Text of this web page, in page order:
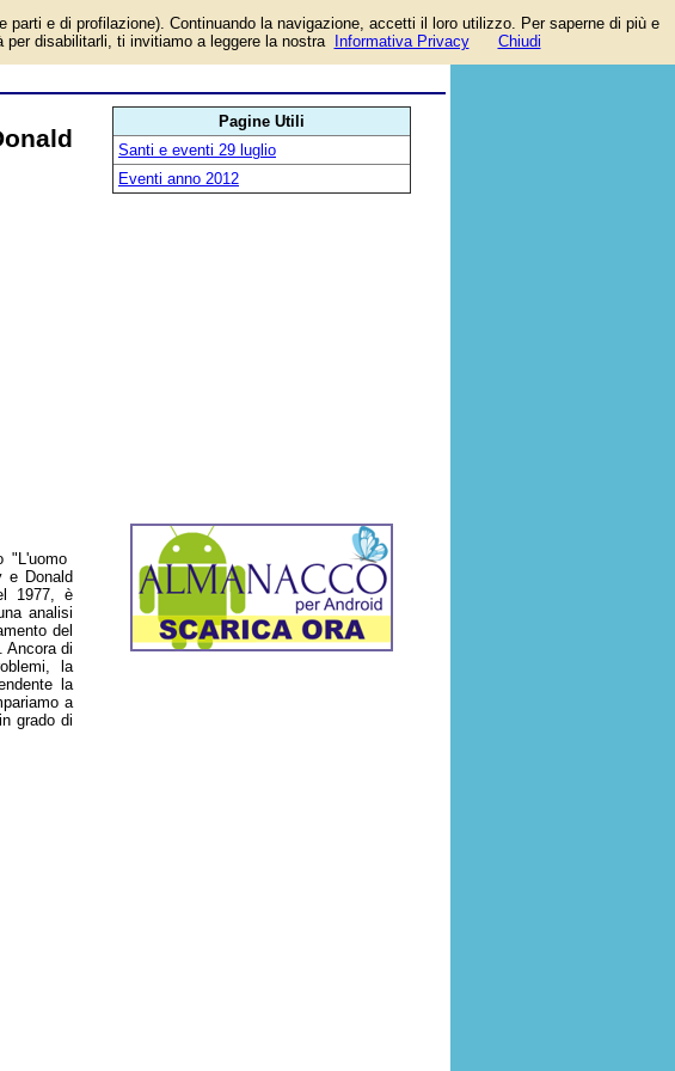
fa. Oggi segnaliamo
Peter...
"L'uomo
e Donald
1977, è
analisi
del
Ancora di
la
la
a
grado di
Pagine Utili
Santi e eventi 29 luglio
Eventi anno 2012
e di profilazione). Continuando la navigazione, accetti il loro utilizzo. Per saperne di più e
per disabilitarli, ti invitiamo a leggere la nostra
Informativa Privacy Chiudi